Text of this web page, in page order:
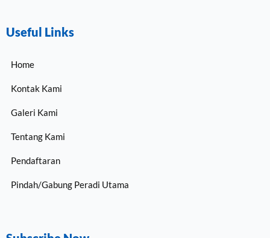
Useful Links
Home
Kontak Kami
Galeri Kami
Tentang Kami
Pendaftaran
Pindah/Gabung Peradi Utama